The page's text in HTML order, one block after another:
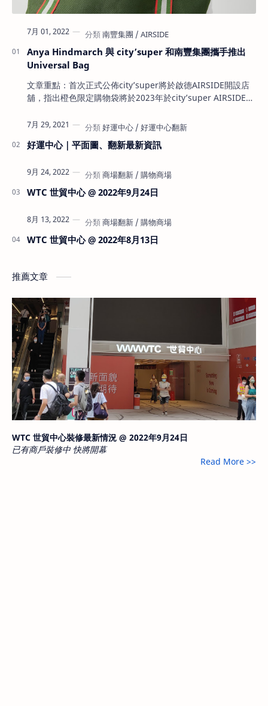
7月 01, 2022
Anya Hindmarch 與 city’super 和南豐集團攜手推出
Universal Bag
文章重點：首次正式公佈city’super將於啟德AIRSIDE開設店
舖，指出橙色限定購物袋將於2023年於city’super AIRSIDE店
AIRSIDE將開設city’super超級市場 雖然AIRSIDE早前預計
7月 29, 2021
好運中心｜平面圖、翻新最新資訊
9月 24, 2022
WTC 世貿中心 @ 2022年9月24日
8月 13, 2022
WTC 世貿中心 @ 2022年8月13日
推薦文章
WTC 世貿中心裝修最新情況 @ 2022年9月24日
已有商戶裝修中 快將開幕
Read More >>